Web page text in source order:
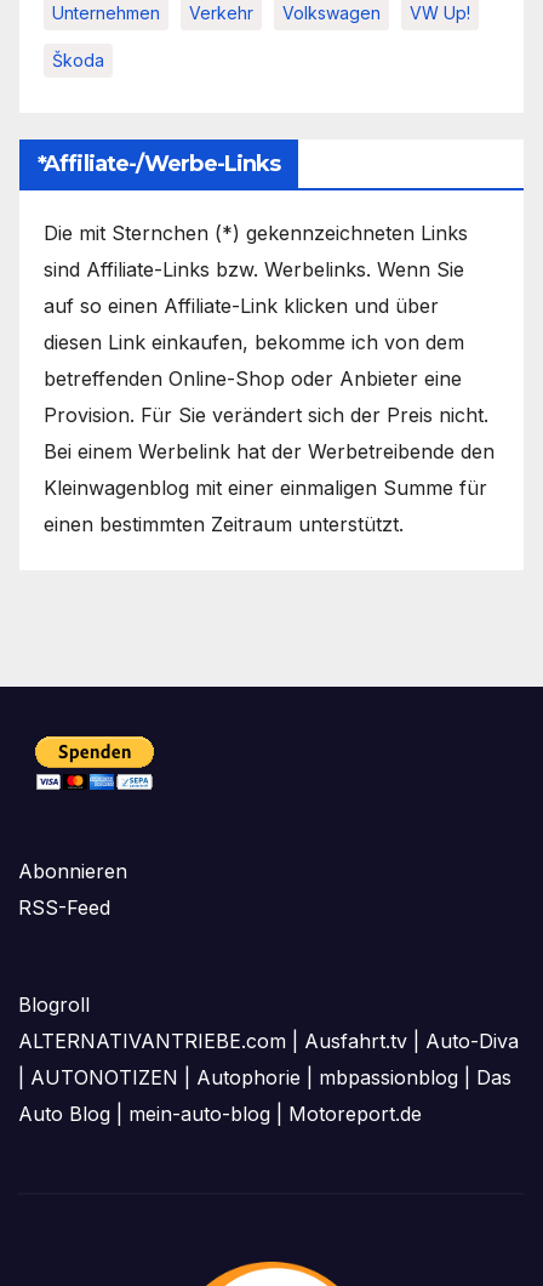
Unternehmen Verkehr Volkswagen VW Up!
Škoda
*Affiliate-/Werbe-Links
Die mit Sternchen (*) gekennzeichneten Links
sind Affiliate-Links bzw. Werbelinks. Wenn Sie
auf so einen Affiliate-Link klicken und über
diesen Link einkaufen, bekomme ich von dem
betreffenden Online-Shop oder Anbieter eine
Provision. Für Sie verändert sich der Preis nicht.
Bei einem Werbelink hat der Werbetreibende den
Kleinwagenblog mit einer einmaligen Summe für
einen bestimmten Zeitraum unterstützt.
Abonnieren
RSS-Feed
Blogroll
ALTERNATIVANTRIEBE.com
Ausfahrt.tv
Auto-Diva
AUTONOTIZEN Autophorie mbpassionblog
Das
Auto Blog
mein-auto-blog Motoreport.de